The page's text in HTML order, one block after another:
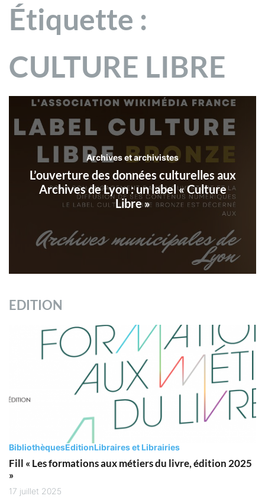
Étiquette :
CULTURE LIBRE
Archives et archivistes
L’ouverture des données culturelles aux
Archives de Lyon : un label « Culture
Libre »
EDITION
BibliothèquesEditionLibraires et Librairies
Fill « Les formations aux métiers du livre, édition 2025
»
17 juillet 2025